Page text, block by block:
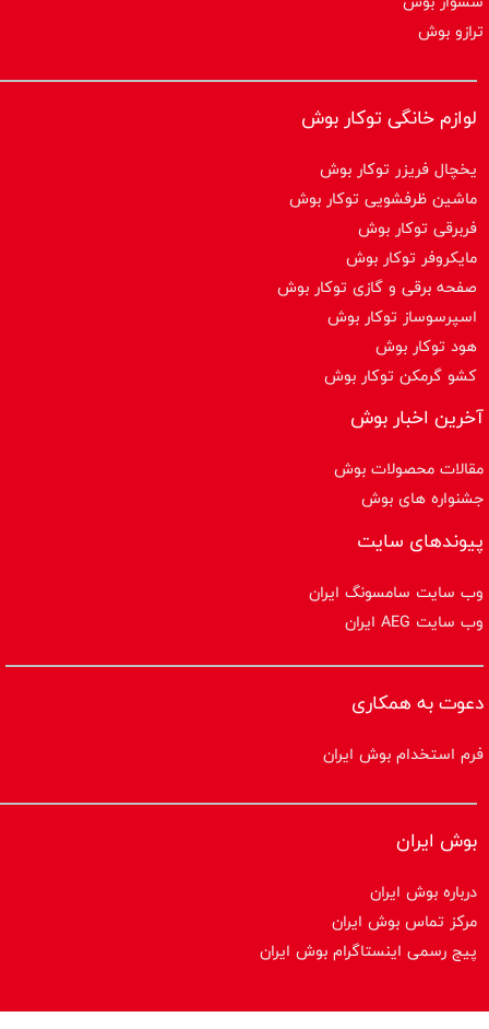
ترازو بوش
لوازم خانگی توکار بوش
یخچال فریزر توکار بوش
ماشین ظرفشویی توکار بوش
فربرقی توکار بوش
مایکروفر توکار بوش
صفحه برقی و گازی توکار بوش
اسپرسوساز توكار بوش
هود توکار بوش
کشو گرمکن توکار بوش
آخرین اخبار بوش
مقالات محصولات بوش
جشنواره های بوش
پیوندهای سایت
وب سایت سامسونگ ایران
وب سایت AEG ایران
دعوت به همکاری
فرم استخدام بوش ایران
بوش ایران
درباره بوش ایران
مرکز تماس بوش ایران
پیج رسمی اینستاگرام بوش ایران